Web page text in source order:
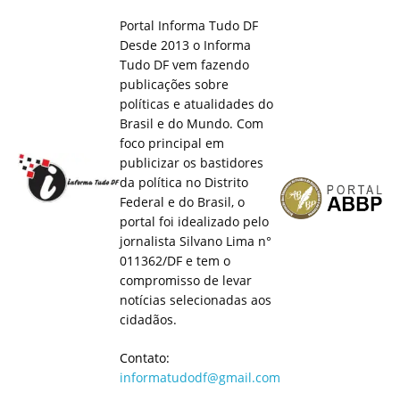
Portal Informa Tudo DF
Desde 2013 o Informa
Tudo DF vem fazendo
publicações sobre
políticas e atualidades do
Brasil e do Mundo. Com
foco principal em
publicizar os bastidores
da política no Distrito
Federal e do Brasil, o
portal foi idealizado pelo
jornalista Silvano Lima n°
011362/DF e tem o
compromisso de levar
notícias selecionadas aos
cidadãos.
Contato:
informatudodf@gmail.com